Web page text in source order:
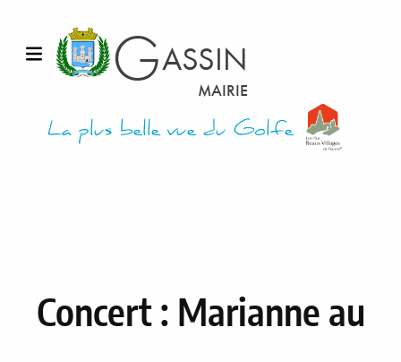
Ouvrir le menuGASSIN
MAIRIE
La plus belle vue du Golfe
Concert : Marianne au